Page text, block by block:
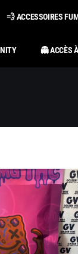
💨 ACCESSOIRES
👻 ACCÈS